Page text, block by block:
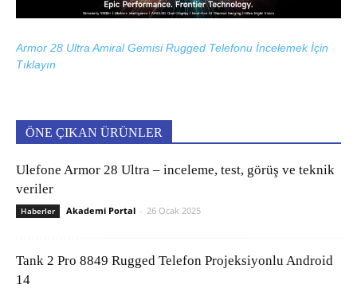
Armor 28 Ultra Amiral Gemisi Rugged Telefonu İncelemek İçin
Tıklayın
ÖNE ÇIKAN ÜRÜNLER
Ulefone Armor 28 Ultra – inceleme, test, görüş ve teknik
veriler
Haberler Akademi Portal - 26 Ocak 2025
Tank 2 Pro 8849 Rugged Telefon Projeksiyonlu Android
14